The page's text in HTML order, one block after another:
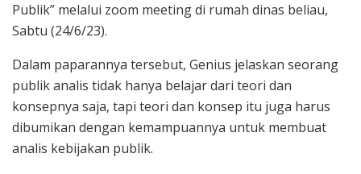
Publik” melalui zoom meeting di rumah dinas beliau,
Sabtu (24/6/23).
Dalam paparannya tersebut, Genius jelaskan seorang
publik analis tidak hanya belajar dari teori dan
konsepnya saja, tapi teori dan konsep itu juga harus
dibumikan dengan kemampuannya untuk membuat
analis kebijakan publik.